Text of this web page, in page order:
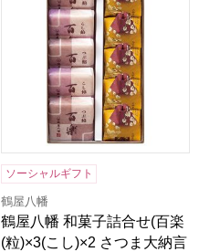
ソーシャルギフト
鶴屋八幡
鶴屋八幡 和菓子詰合せ(百楽
(粒)×3(こし)×2 さつま大納言